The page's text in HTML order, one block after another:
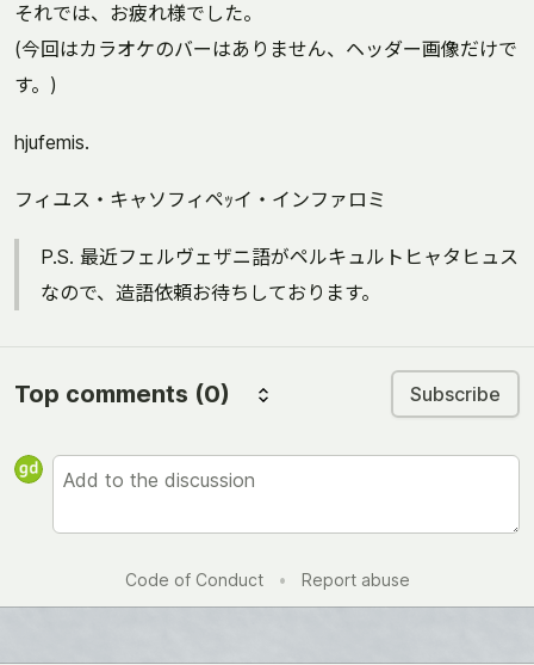
それでは、お疲れ様でした。
(今回はカラオケのバーはありません、ヘッダー画像だけで
す。)
hjufemis.
フィユス・キャソフィペｯイ・インファロミ
P.S. 最近フェルヴェザニ語がペルキュルトヒャタヒュス
なので、造語依頼お待ちしております。
Top comments (0) Subscribe
Code of Conduct • Report abuse